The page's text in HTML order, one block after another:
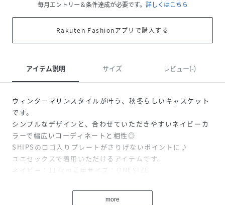
毎月エントリー＆条件達成が必要です。 詳しくはこちら
Rakuten Fashionアプリで購入する
アイテム説明 サイズ レビュー(-)
ウィンターマリンスタイルが叶う、秋冬らしいキャスケット
です。
シンプルなデザインと、合わせていただきやすいネイビーカ
ラーで幅広いコーディネートと相性◎
SHIPSのロゴ入りプレートがさりげないポイントに♪
ユニセックスで着用いただけるアイテムです。
ネイビー：117cm着用サイズ：ONESIZE
more